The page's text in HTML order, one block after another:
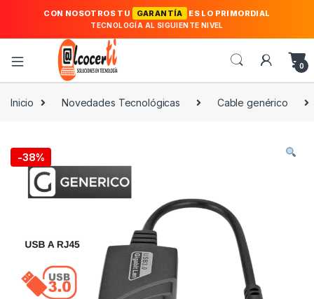
CON NOSOTROS TU GARANTÍA ES LO PRIMORDIAL
TECNOLOGÍA AL SIGUIENTE NIVEL
0
Inicio Novedades Tecnológicas Cable genérico
-38%